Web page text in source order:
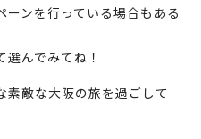
ンを行っている場合もある
んでみてね！
素敵な大阪の旅を過ごして